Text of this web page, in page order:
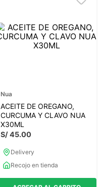
Nua
ACEITE DE OREGANO,
CURCUMA Y CLAVO NUA
X30ML
S/45.00
Delivery
Recojo en tienda